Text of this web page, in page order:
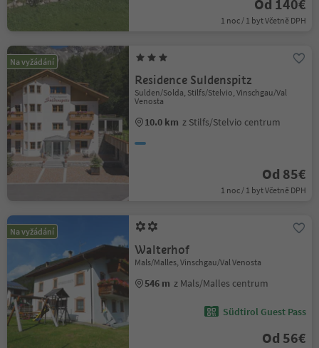
Od 140€
1 noc / 1 byt Včetně DPH
Na vyžádání
Residence Suldenspitz
Sulden/Solda, Stilfs/Stelvio, Vinschgau/Val
Venosta
10.0 km z Stilfs/Stelvio centrum
Od 85€
1 noc / 1 byt Včetně DPH
Na vyžádání
Walterhof
Mals/Malles, Vinschgau/Val Venosta
546 m z Mals/Malles centrum
Südtirol Guest Pass
Od 56€